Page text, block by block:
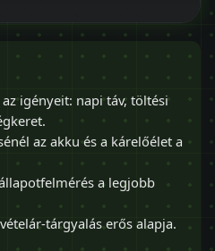
igényeit: napi táv, töltési
az akku és a kárelőélet a
a legjobb
tárgyalás erős alapja.